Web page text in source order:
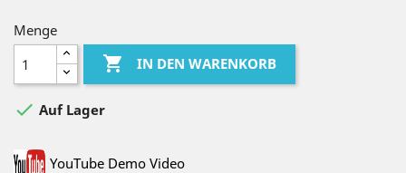
Menge
 IN DEN WARENKORB
 Auf Lager
YouTube Demo Video